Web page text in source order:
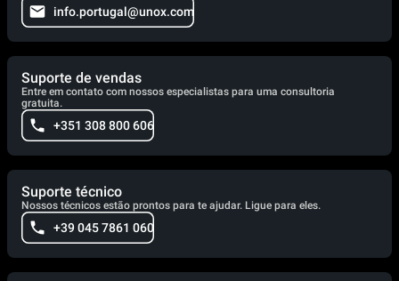
info.portugal@unox.com
Suporte de vendas
Entre em contato com nossos especialistas para uma consultoria
gratuita.
+351 308 800 606
Suporte técnico
Nossos técnicos estão prontos para te ajudar. Ligue para eles.
+39 045 7861 060